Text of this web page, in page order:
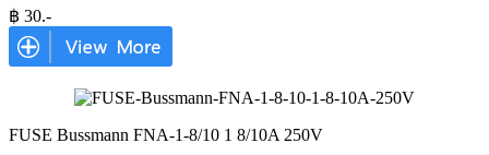
฿ 30.-
FUSE Bussmann FNA-1-8/10 1 8/10A 250V